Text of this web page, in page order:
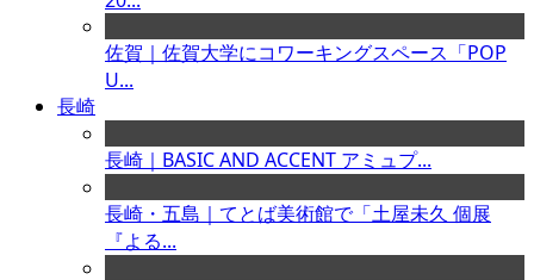
佐賀｜佐賀大学にコワーキングスペース「POP
U...
長崎
長崎｜BASIC AND ACCENT アミュプ...
長崎・五島｜てとば美術館で「土屋未久 個展
『よる...